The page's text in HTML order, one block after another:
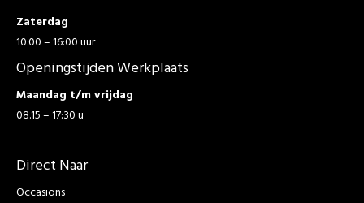
Zaterdag
10.00 – 16:00 uur
Openingstijden Werkplaats
Maandag t/m vrijdag
08.15 – 17:30 u
Direct Naar
Occasions